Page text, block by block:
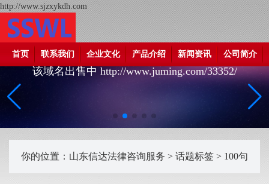
http://www.sjzxykdh.com
首页 联系我们 企业文化 产品介绍 新闻资讯 公司简介
该域名出售中 http://www.juming.com/33352/
你的位置： 山东信达法律咨询服务 > 话题标签 > 100句